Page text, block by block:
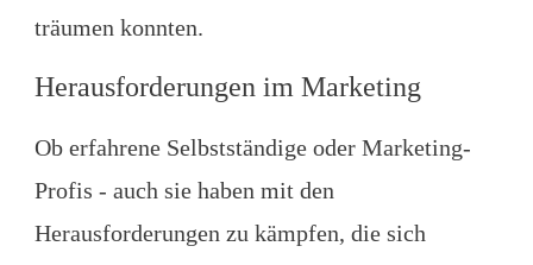
träumen konnten.
Herausforderungen im Marketing
Ob erfahrene Selbstständige oder Marketing-
Profis - auch sie haben mit den
Herausforderungen zu kämpfen, die sich